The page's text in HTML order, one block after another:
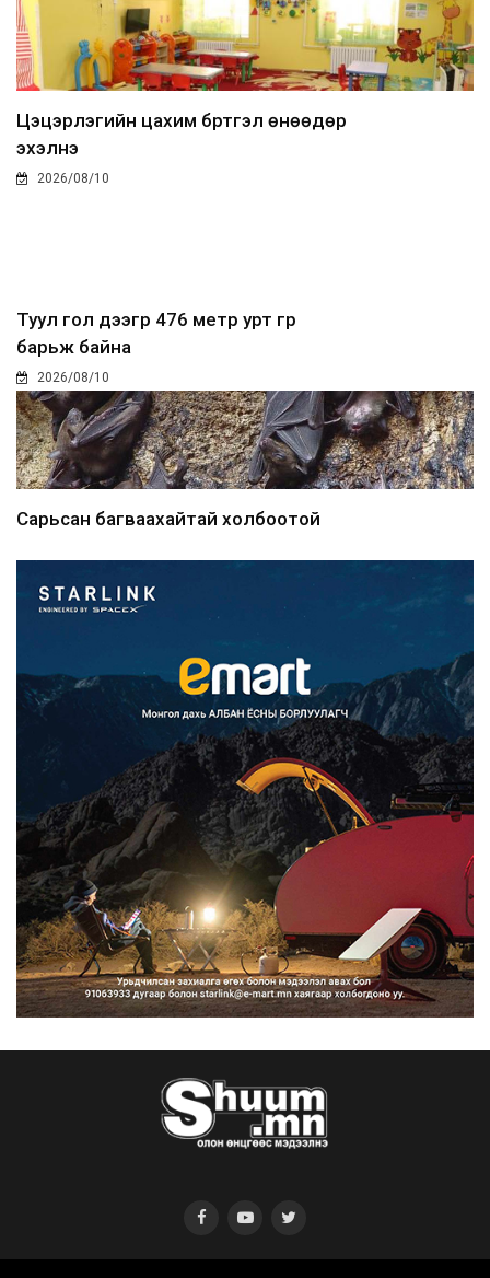
Цэцэрлэгийн цахим бүртгэл өнөөдөр
эхэлнэ
2026/08/10
Туул гол дээгүүр 476 метр урт гүүр
барьж байна
2026/08/10
Сарьсан багваахайтай холбоотой
Улсын дугаарын тэгш, сондгойгоор
ангилан хөдөлгөөн...
2026/08/10
Нарантуул, Дүнжингарав, Шинэ 100
айл худалдааны тө...
2026/08/10
КОП17-д ажиллах онцгой байдлын
бүрэлдэхүүн хамтарс...